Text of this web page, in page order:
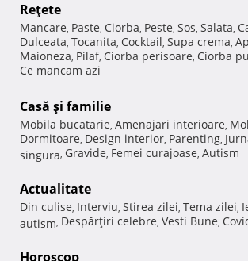
Reţete
Mancare, Paste, Ciorba, Peste, Sos, Salata,
Dulceata, Tocanita, Cocktail, Supa crema,
Maioneza, Pilaf, Ciorba perisoare, Ciorba
Ce mancam azi
Casă şi familie
Mobila bucatarie, Amenajari interioare,
Dormitoare, Design interior, Parenting,
singura, Gravide, Femei curajoase, Autism
Actualitate
Din culise, Interviu, Stirea zilei, Tema zilei,
autism, Despărţiri celebre, Vesti Bune,
Horoscop